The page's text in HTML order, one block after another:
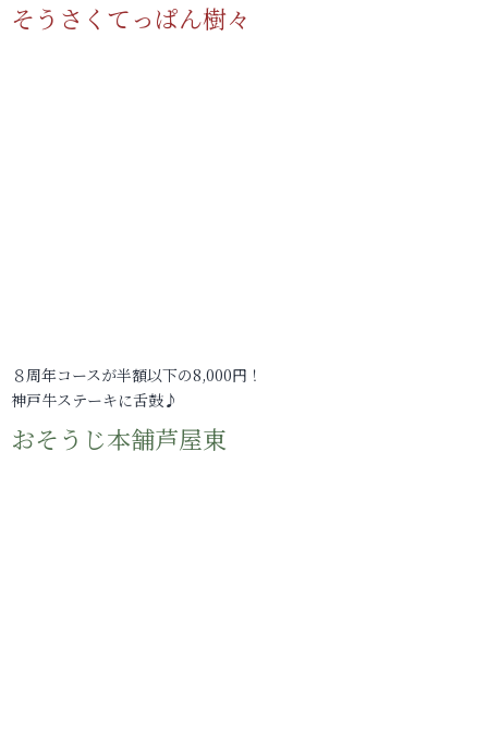
そうさくてっぱん樹々
８周年コースが半額以下の8,000円！
神戸牛ステーキに舌鼓♪
おそうじ本舗芦屋東